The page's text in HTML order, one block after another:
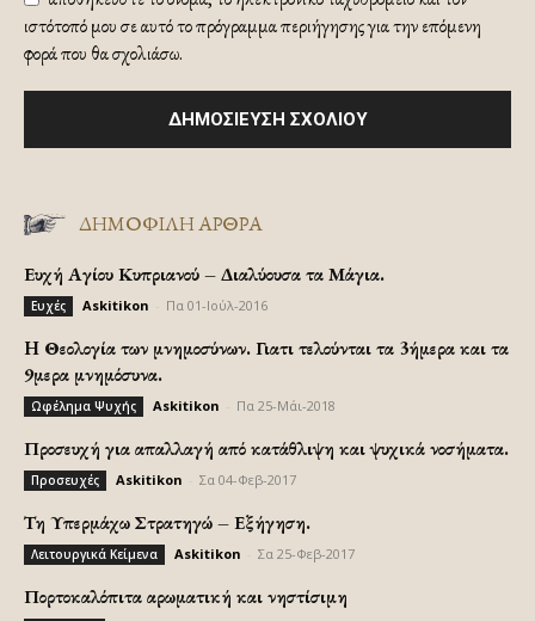
ιστότοπό μου σε αυτό το πρόγραμμα περιήγησης για την επόμενη
φορά που θα σχολιάσω.
ΔΗΜΟΦΙΛΗ ΑΡΘΡΑ
Ευχή Αγίου Κυπριανού – Διαλύουσα τα Μάγια.
Ευχές Askitikon Πα 01-Ιούλ-2016
H Θεολογία των μνημοσύνων. Γιατι τελούνται τα 3ήμερα και τα
9μερα μνημόσυνα.
Ωφέλημα Ψυχής Askitikon Πα 25-Μάι-2018
Προσευχή για απαλλαγή από κατάθλιψη και ψυχικά νοσήματα.
Προσευχές Askitikon Σα 04-Φεβ-2017
Τη Υπερμάχω Στρατηγώ – Εξήγηση.
Λειτουργικά Κείμενα Askitikon Σα 25-Φεβ-2017
Πορτοκαλόπιτα αρωματική και νηστίσιμη